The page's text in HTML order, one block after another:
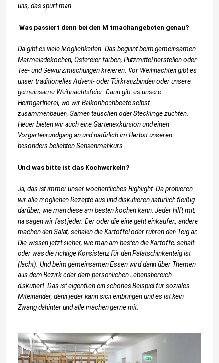
uns, das spürt man.
Was passiert denn bei den Mitmachangeboten genau?
Da gibt es viele Möglichkeiten. Das beginnt beim gemeinsamen
Marmeladekochen, Ostereier färben, Putzmittel herstellen oder
Tee- und Gewürzmischungen kreieren. Vor Weihnachten gibt es
unser traditionelles Advent- oder Türkranzbinden oder unsere
gemeinsame Weihnachtsfeier. Dann gibt es unsere
Heimgärtnerei, wo wir Balkonhochbeete selbst
zusammenbauen, Samen tauschen oder Stecklinge züchten.
Heuer bieten wir auch eine Gartenexkursion und einen
Vorgartenrundgang an und natürlich im Herbst unseren
besonders beliebten Sensenmähkurs.
Und was bitte ist das Kochwerkeln?
Ja, das ist immer unser wöchentliches Highlight. Da probieren
wir alle möglichen Rezepte aus und diskutieren natürlich fleißig
darüber, wie man diese am besten kochen kann. Jeder hilft mit,
na sagen wir fast jeder. Der oder die eine geht einkaufen, andere
machen den Salat, schälen die Kartoffel oder rühren den Teig an.
Die wissen jetzt sicher, wie man am besten die Kartoffel schält
oder was die richtige Konsistenz für den Palatschinkenteig ist
(lacht). Und beim gemeinsamen Essen wird dann über Themen
aus dem Bezirk oder dem persönlichen Lebensbereich
diskutiert. Das ist eigentlich ein schönes Beispiel für soziales
Miteinander, denn jeder kann sich einbringen und es ist kein
Zwang dahinter und alle machen gerne mit.